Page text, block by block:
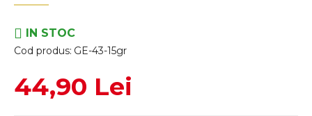
IN STOC
Cod produs: GE-43-15gr
44,90 Lei